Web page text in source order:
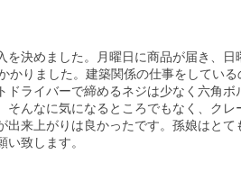
を決めました。月曜日に商品が届き、
かりました。建築関係の仕事をしてい
ドライバーで締めるネジは少なく六角
そんなに気になるところでもなく、ク
出来上がりは良かったです。孫娘はとて
致します。